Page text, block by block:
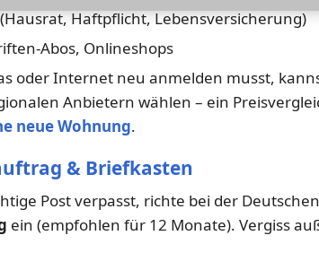
Haftpflicht, Lebensversicherung)
Abos, Onlineshops
oder Internet neu anmelden musst,
Anbietern wählen – ein
neue Wohnung.
& Briefkasten
Post verpasst, richte bei der
ein (empfohlen für 12 Monate). Vergiss